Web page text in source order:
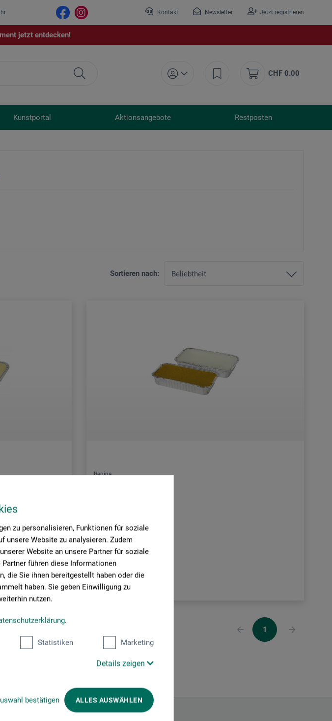
zu personalisieren, Funktionen für soziale
unsere Website zu analysieren. Zudem
Website an unsere Partner für soziale
Partner führen diese Informationen
die Sie ihnen bereitgestellt haben oder die
haben. Sie geben Einwilligung zu
nutzen.
.
Statistiken Marketing
Details zeigen
bestätigen ALLES AUSWÄHLEN
Kontakt Newsletter Jetzt registrieren
jetzt entdecken!
CHF 0.00
Kunstportal Aktionsangebote Restposten
Sortieren nach:
Regina
9.00
zzgl. Versandkosten
1